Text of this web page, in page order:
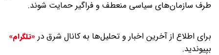
طرف سازمان‌های سیاسی منعطف و فراگیر حمایت شوند.
برای اطلاع از آخرین اخبار و تحلیل‌ها به کانال شرق در «تلگرام»
بپیوندید.